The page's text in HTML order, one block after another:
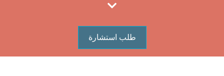
طلب استشارة